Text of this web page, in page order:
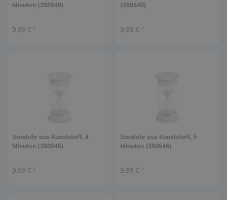
Minuten (358549)
9,99 € *
(358540)
9,99 € *
Sanduhr aus Kunststoff, 4
Minuten (358545)
9,99 € *
Sanduhr aus Kunststoff, 5
Minuten (358546)
9,99 € *